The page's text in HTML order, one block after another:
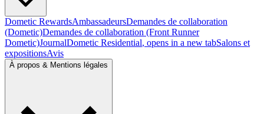
Dometic RewardsAmbassadeursDemandes de collaboration
(Dometic)Demandes de collaboration (Front Runner
Dometic)JournalDometic Residential, opens in a new tabSalons et
expositionsAvis
À propos & Mentions légales